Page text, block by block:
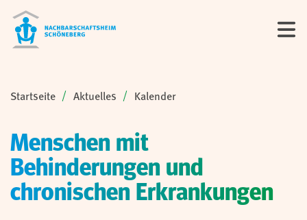
Sie sind hier:
Startseite Aktuelles Kalender
Menschen mit
Behinderungen und
chronischen Erkrankungen